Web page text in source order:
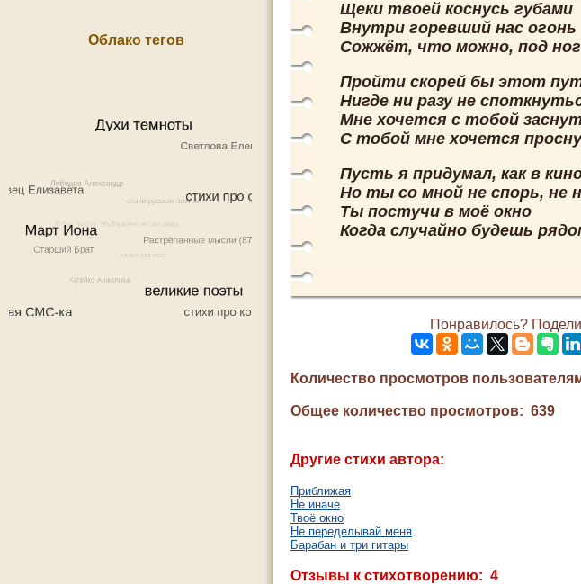
Облако тегов
Щеки твоей коснусь губами
Внутри горевший нас огонь
Сожжёт, что можно, под
Пройти скорей бы этот
Нигде ни разу не
Мне хочется с тобой
С тобой мне хочется
Пусть я придумал, как в
Но ты со мной не спорь, не
Ты постучи в моё окно
Когда случайно будешь
Понравилось?
Количество просмотров
Общее количество просмотров: 639
Другие стихи автора:
Приближая
Не иначе
Твоё окно
Не переделывай меня
Барабан и три гитары
Отзывы к стихотворению: 4